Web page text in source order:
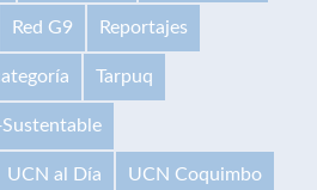
Red G9 Reportajes
Tarpuq
UCN al Día UCN Coquimbo